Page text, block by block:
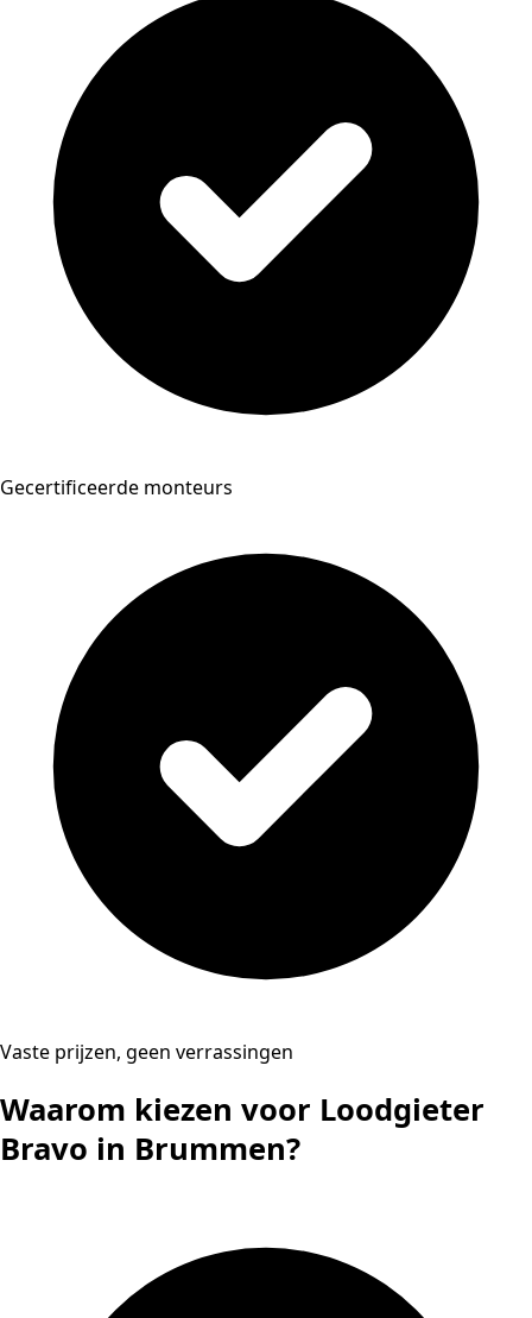
Gecertificeerde monteurs
Vaste prijzen, geen verrassingen
Waarom kiezen voor Loodgieter
Bravo in Brummen?